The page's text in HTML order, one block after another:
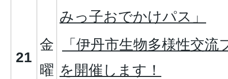
21
金
曜
みっ子おでかけパス」
「伊丹市生物多様性交
を開催します！